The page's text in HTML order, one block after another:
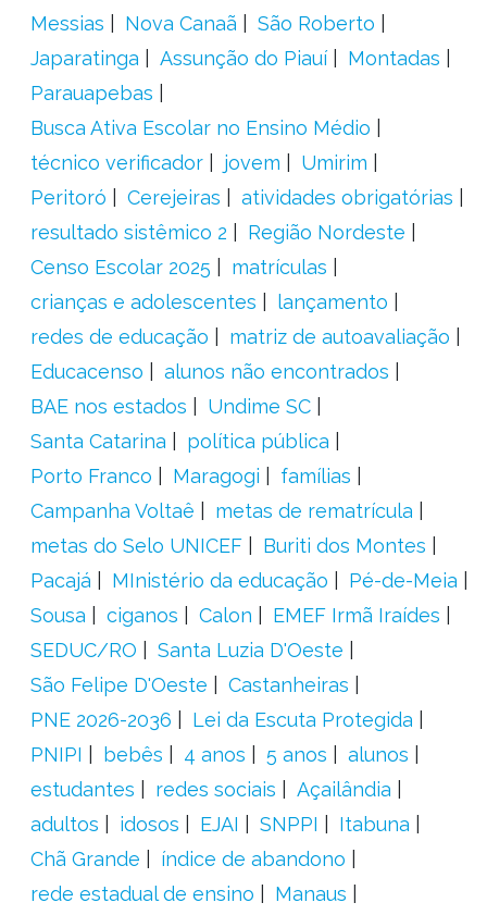
Messias Nova Canaã
São Roberto
Japaratinga
Assunção do Piauí
Montadas
Parauapebas
Busca Ativa Escolar no Ensino Médio
técnico verificador
jovem
Umirim
Peritoró
Cerejeiras
atividades obrigatórias
resultado sistêmico 2
Região Nordeste
Censo Escolar 2025
matrículas
crianças e adolescentes
lançamento
redes de educação
matriz de autoavaliação
Educacenso
alunos não encontrados
BAE nos estados
Undime SC
Santa Catarina
política pública
Porto Franco
Maragogi
famílias
Campanha Voltaê
metas de rematrícula
metas do Selo UNICEF
Buriti dos Montes
Pacajá
MInistério da educação
Pé-de-Meia
Sousa
ciganos Calon
EMEF Irmã Iraídes
SEDUC/RO
Santa Luzia D'Oeste
São Felipe D'Oeste
Castanheiras
PNE 2026-2036
Lei da Escuta Protegida
PNIPI
bebês 4 anos 5 anos
alunos
estudantes
redes sociais
Açailândia
adultos
idosos EJAI SNPPI
Itabuna
Chã Grande
índice de abandono
rede estadual de ensino
Manaus